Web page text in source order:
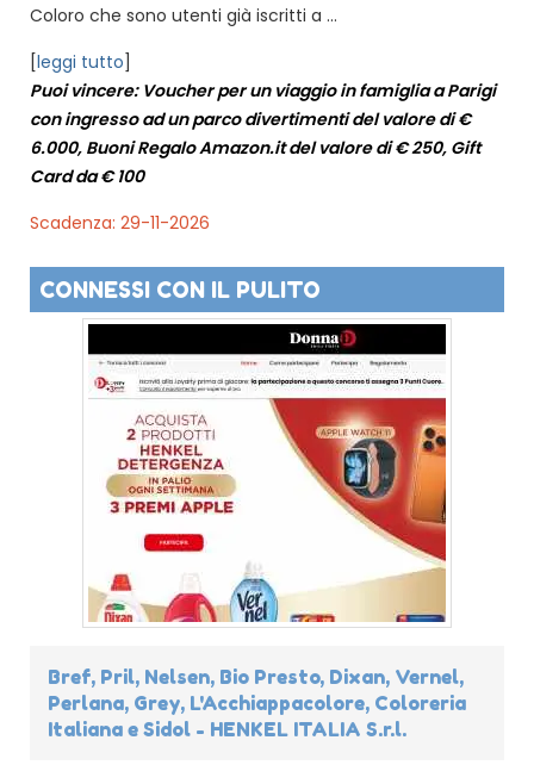
Coloro che sono utenti già iscritti a ...
[leggi tutto]
Puoi vincere: Voucher per un viaggio in famiglia a Parigi
con ingresso ad un parco divertimenti del valore di €
6.000, Buoni Regalo Amazon.it del valore di € 250, Gift
Card da € 100
Scadenza: 29-11-2026
CONNESSI CON IL PULITO
Bref, Pril, Nelsen, Bio Presto, Dixan, Vernel,
Perlana, Grey, L'Acchiappacolore, Coloreria
Italiana e Sidol - HENKEL ITALIA S.r.l.